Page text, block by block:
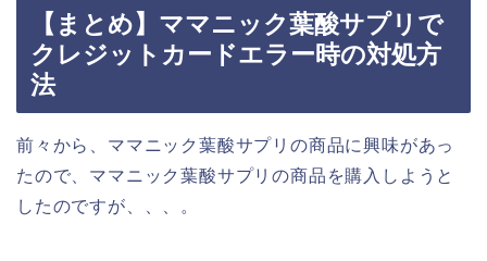
【まとめ】ママニック葉酸サプリで
クレジットカードエラー時の対処方
法
前々から、ママニック葉酸サプリの商品に興味があっ
たので、ママニック葉酸サプリの商品を購入しようと
したのですが、、、。